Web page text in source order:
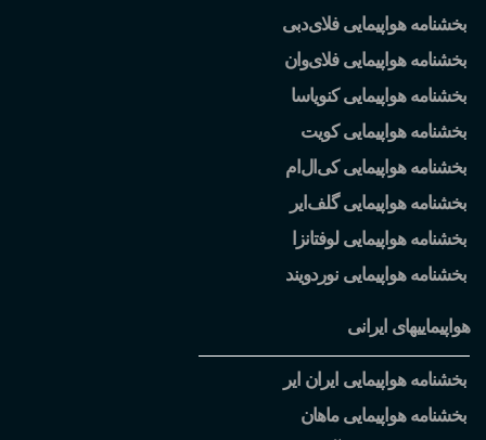
بخشنامه هواپیمایی فلایدبی
بخشنامه هواپیمایی فلایوان
بخشنامه هواپیمایی کنویاسا
بخشنامه هواپیمایی کویت
بخشنامه هواپیمایی کی ال ام
بخشنامه هواپیمایی گلف ایر
بخشنامه هواپیمایی لوفتانزا
بخشنامه هواپیمایی نوردویند
هواپیماییهای ایرانی
بخشنامه هواپیمایی ایران ایر
بخشنامه هواپیمایی ماهان